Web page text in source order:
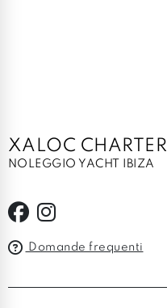
XALOC CHARTER
NOLEGGIO YACHT IBIZA
Domande frequenti